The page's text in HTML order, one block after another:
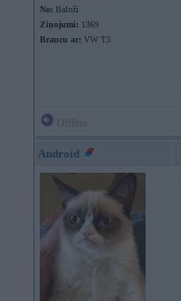
No: Baloži
Ziņojumi: 1369
Braucu ar: VW T3
Android